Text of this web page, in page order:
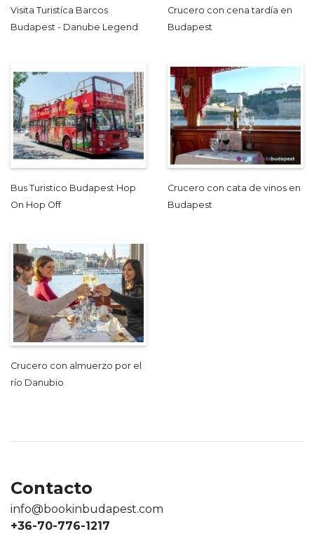
Visita Turistíca Barcos
Budapest - Danube Legend
Crucero con cena tardía en
Budapest
Bus Turistico Budapest Hop
On Hop Off
Crucero con cata de vinos en
Budapest
Crucero con almuerzo por el
río Danubio
Contacto
info@bookinbudapest.com
+36-70-776-1217